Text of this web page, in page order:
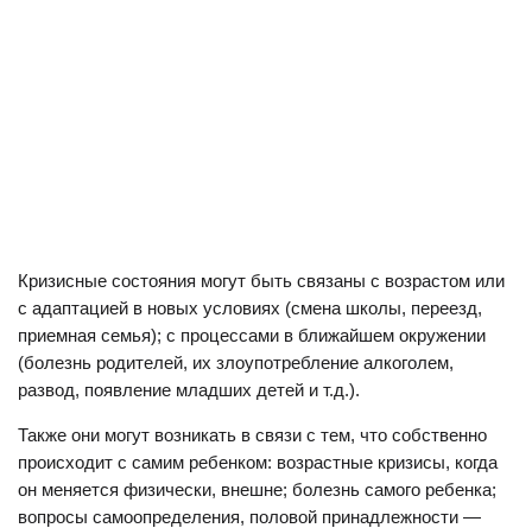
Кризисные состояния могут быть связаны с возрастом или
с адаптацией в новых условиях (смена школы, переезд,
приемная семья); с процессами в ближайшем окружении
(болезнь родителей, их злоупотребление алкоголем,
развод, появление младших детей и т.д.).
Также они могут возникать в связи с тем, что собственно
происходит с самим ребенком: возрастные кризисы, когда
он меняется физически, внешне; болезнь самого ребенка;
вопросы самоопределения, половой принадлежности —